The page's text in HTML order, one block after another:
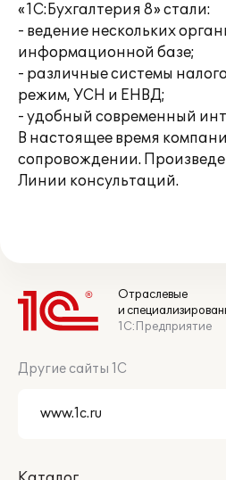
«1С:Бухгалтерия 8» стали:
- ведение нескольких
информационной базе;
- различные системы
режим, УСН и ЕНВД;
- удобный современный
В настоящее время
сопровождении.
Линии консультаций.
Отраслевые
и
1С:Предприятие
Другие сайты 1С